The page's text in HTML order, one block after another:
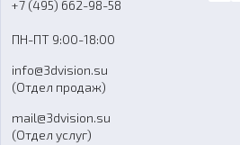
FAQ
+7 (495) 662-98-58
ПН-ПТ 9:00-18:00
info@3dvision.su
(Отдел продаж)
mail@3dvision.su
(Отдел услуг)